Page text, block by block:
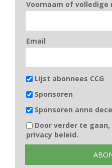
Voornaam of volledige
Email
Lijst abonnees CCG
Sponsoren
Sponsoren anno
Door verder te
privacy beleid.